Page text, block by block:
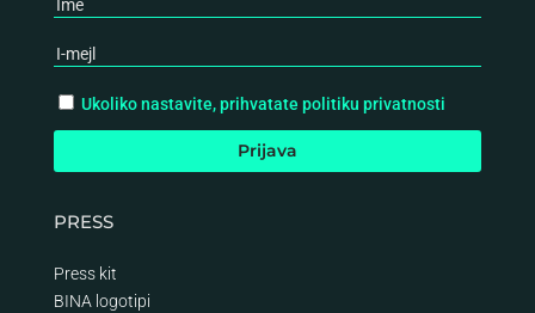
Ukoliko nastavite, prihvatate politiku privatnosti
PRESS
Press kit
BINA logotipi